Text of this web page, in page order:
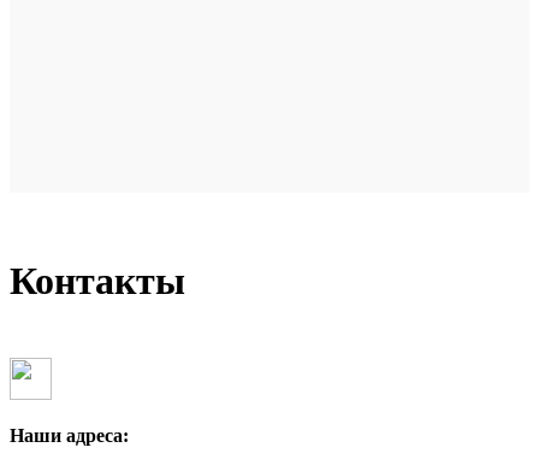
Контакты
Наши адреса: